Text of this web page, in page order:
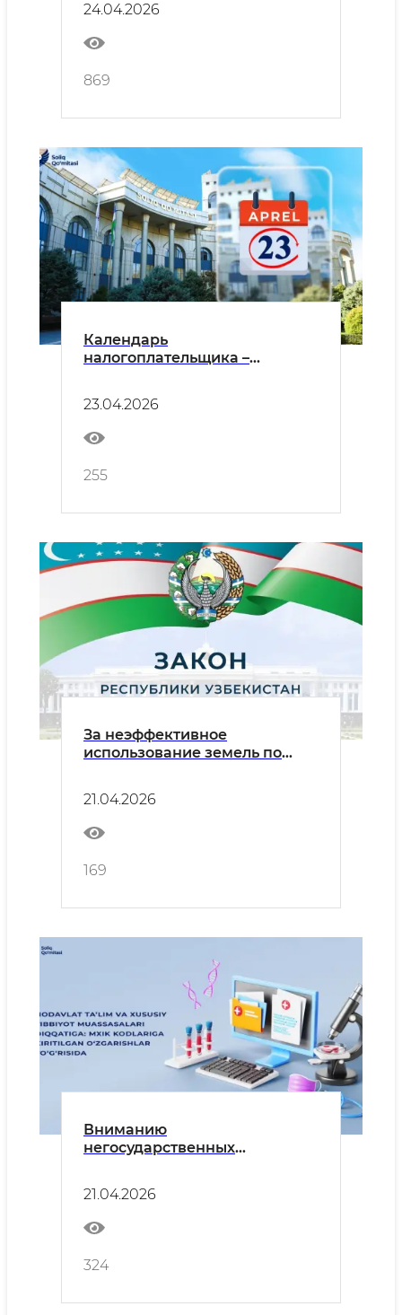
учитывать уже
реализованные системные
изменения.
24.04.2026
869
Календарь
налогоплательщика –
23.04.2026
255
За неэффективное
использование земель по
воздействия
21.04.2026
169
Вниманию
негосударственных
изменениях в ИКПУ
21.04.2026
324